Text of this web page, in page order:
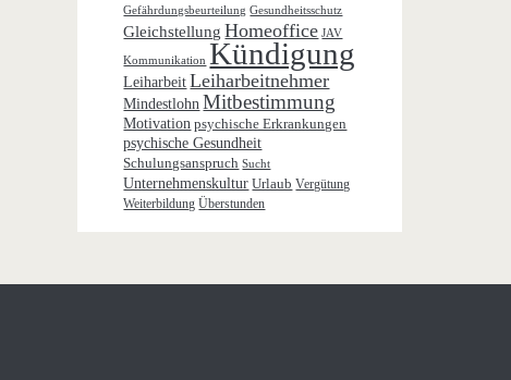
Gefährdungsbeurteilung Gesundheitsschutz
Gleichstellung Homeoffice JAV
Kommunikation Kündigung
Leiharbeit Leiharbeitnehmer
Mindestlohn Mitbestimmung
Motivation psychische Erkrankungen
psychische Gesundheit
Schulungsanspruch Sucht
Unternehmenskultur Urlaub Vergütung
Weiterbildung Überstunden